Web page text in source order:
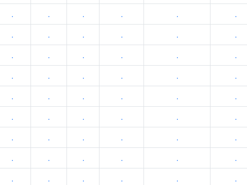
. . . . . .
. . . . . .
. . . . . .
. . . . . .
. . . . . .
. . . . . .
. . . . . .
. . . . . .
. . . . . .